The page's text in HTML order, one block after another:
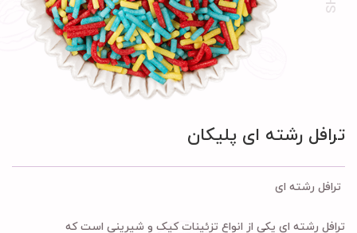
ترافل رشته ای پلیکان
ترافل رشته ای
ترافل رشته ای یکی از انواع تزئینات کیک و شیرینی است که